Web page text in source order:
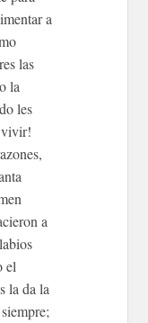
a
las
la
les
vivir!
a
el
la da la